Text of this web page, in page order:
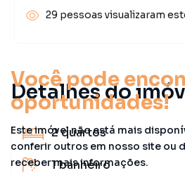
Você pode
oportunidades!
Este imóvel não está mais
conferir outros em nosso site ou
receber mais informações.
Detalhes do
2quartos
1banheiro
29 pessoas visualizaram